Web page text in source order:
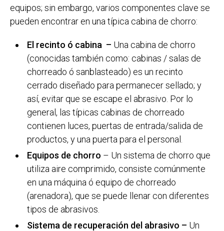
equipos; sin embargo, varios componentes clave se
pueden encontrar en una típica cabina de chorro:
El recinto ó cabina – Una cabina de chorro
(conocidas también como: cabinas / salas de
chorreado ó sanblasteado) es un recinto
cerrado diseñado para permanecer sellado; y
así, evitar que se escape el abrasivo. Por lo
general, las típicas cabinas de chorreado
contienen luces, puertas de entrada/salida de
productos, y una puerta para el personal.
Equipos de chorro – Un sistema de chorro que
utiliza aire comprimido, consiste comúnmente
en una máquina ó equipo de chorreado
(arenadora), que se puede llenar con diferentes
tipos de abrasivos.
Sistema de recuperación del abrasivo – Un